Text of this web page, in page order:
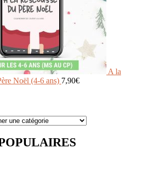
A la
Noël (4-6 ans) 7,90€